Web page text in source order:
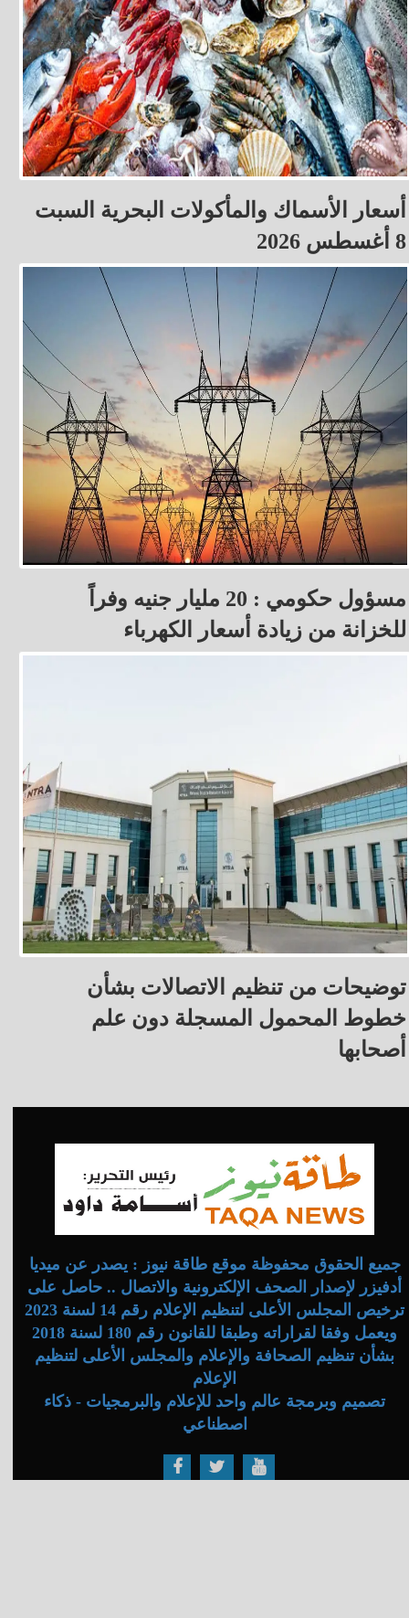
أسعار الأسماك والمأكولات البحرية السبت
8 أغسطس 2026
مسؤول حكومي : 20 مليار جنيه وفراً
للخزانة من زيادة أسعار الكهرباء
توضيحات من تنظيم الاتصالات بشأن
خطوط المحمول المسجلة دون علم
أصحابها
جميع الحقوق محفوظة موقع طاقة نيوز : يصدر عن ميديا
أدفيزر لإصدار الصحف الإلكترونية والاتصال .. حاصل على
ترخيص المجلس الأعلى لتنظيم الإعلام رقم 14 لسنة 2023
ويعمل وفقا لقراراته وطبقا للقانون رقم 180 لسنة 2018
بشأن تنظيم الصحافة والإعلام والمجلس الأعلى لتنظيم
الإعلام
تصميم وبرمجة عالم واحد للإعلام والبرمجيات - ذكاء
اصطناعي